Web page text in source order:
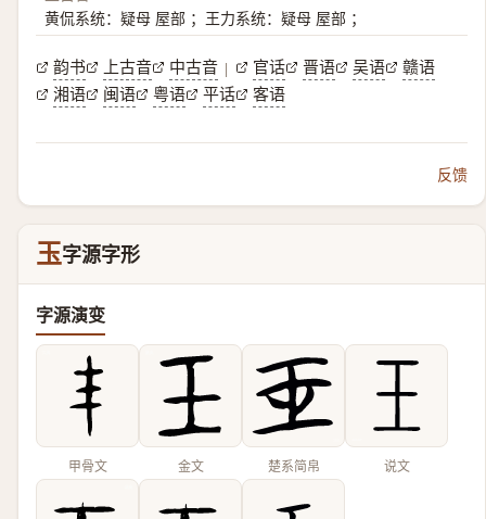
黄侃系统：疑母 屋部 ；王力系统：疑母 屋部 ；
韵书 上古音 中古音 | 官话 晋语 吴语
赣语
湘语
闽语 粤语 平话 客语
反馈
玉字源字形
字源演变
甲骨文 金文 楚系简帛 说文